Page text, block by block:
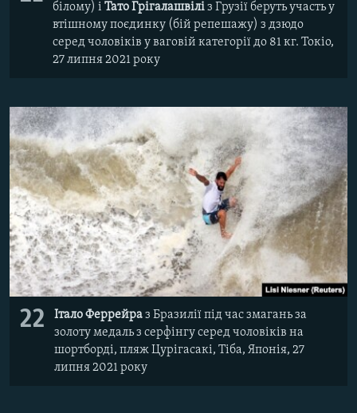
білому) і Тато Грігалашвіліз Грузії беруть участь у
втішному поєдинку (бій репешажу) з дзюдо
серед чоловіків у ваговій категорії до 81 кг. Токіо,
27 липня 2021 року
22 Італо Феррейраз Бразилії під час змагань за
золоту медаль з серфінгу серед чоловіків на
шортборді, пляж Цурігасакі, Тіба, Японія, 27
липня 2021 року